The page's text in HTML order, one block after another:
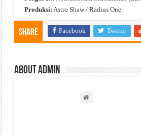
Produksi: Astro Shaw / Radius One.
Share Facebook Twitter
About admin